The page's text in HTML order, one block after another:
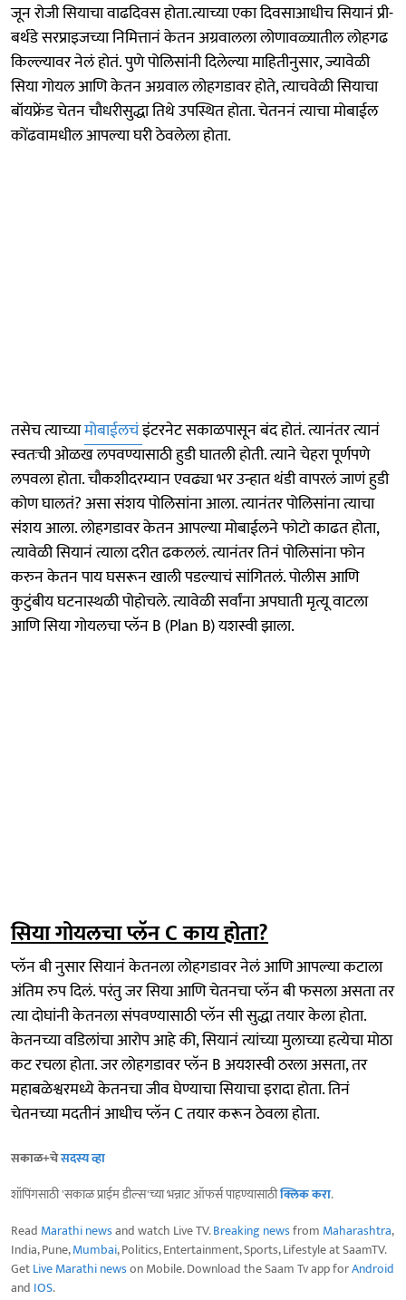
जून रोजी सियाचा वाढदिवस होता.त्याच्या एका दिवसाआधीच सियानं प्री-
बर्थडे सरप्राइजच्या निमित्तानं केतन अग्रवालला लोणावळ्यातील लोहगढ
किल्ल्यावर नेलं होतं. पुणे पोलिसांनी दिलेल्या माहितीनुसार, ज्यावेळी
सिया गोयल आणि केतन अग्रवाल लोहगडावर होते, त्याचवेळी सियाचा
बॉयफ्रेंड चेतन चौधरीसुद्धा तिथे उपस्थित होता. चेतननं त्याचा मोबाईल
कोंढवामधील आपल्या घरी ठेवलेला होता.
तसेच त्याच्यामोबाईलचंइंटरनेट सकाळपासून बंद होतं. त्यानंतर त्यानं
स्वतःची ओळख लपवण्यासाठी हुडी घातली होती. त्याने चेहरा पूर्णपणे
लपवला होता. चौकशीदरम्यान एवढ्या भर उन्हात थंडी वापरलं जाणं हुडी
कोण घालतं? असा संशय पोलिसांना आला. त्यानंतर पोलिसांना त्याचा
संशय आला. लोहगडावर केतन आपल्या मोबाईलने फोटो काढत होता,
त्यावेळी सियानं त्याला दरीत ढकललं. त्यानंतर तिनं पोलिसांना फोन
करुन केतन पाय घसरून खाली पडल्याचं सांगितलं. पोलीस आणि
कुटुंबीय घटनास्थळी पोहोचले. त्यावेळी सर्वांना अपघाती मृत्यू वाटला
आणि सिया गोयलचा प्लॅन B (Plan B) यशस्वी झाला.
सिया गोयलचा प्लॅन C काय होता?
प्लॅन बी नुसार सियानं केतनला लोहगडावर नेलं आणि आपल्या कटाला
अंतिम रुप दिलं. परंतु जर सिया आणि चेतनचा प्लॅन बी फसला असता तर
त्या दोघांनी केतनला संपवण्यासाठी प्लॅन सी सुद्धा तयार केला होता.
केतनच्या वडिलांचा आरोप आहे की, सियानं त्यांच्या मुलाच्या हत्येचा मोठा
कट रचला होता. जर लोहगडावर प्लॅन B अयशस्वी ठरला असता, तर
महाबळेश्वरमध्ये केतनचा जीव घेण्याचा सियाचा इरादा होता. तिनं
चेतनच्या मदतीनं आधीच प्लॅन C तयार करून ठेवला होता.
सकाळ+चेसदस्य व्हा
शॉपिंगसाठी 'सकाळ प्राईम डील्स'च्या भन्नाट ऑफर्स पाहण्यासाठीक्लिक करा.
Read Marathi newsand watch Live TV.Breaking newsfrom Maharashtra,
India, Pune,Mumbai, Politics, Entertainment, Sports, Lifestyle at SaamTV.
GetLive Marathi newson Mobile. Download the Saam Tv app forAndroid
and IOS.